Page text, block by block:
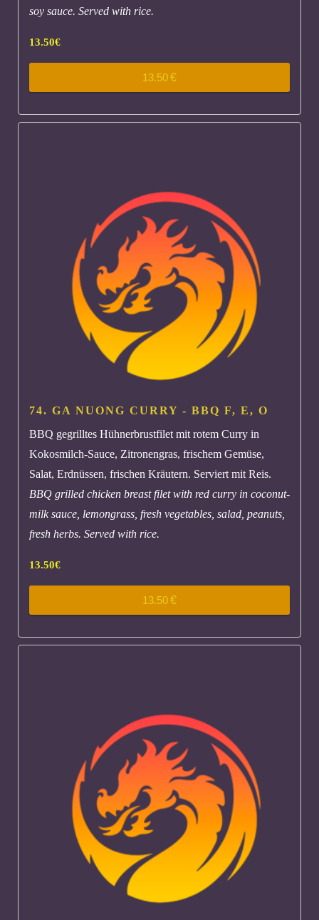
soy sauce. Served with rice.
13.50€
13.50€
74. GA NUONG CURRY - BBQ F, E, O
BBQ gegrilltes Hühnerbrustfilet mit rotem Curry in
Kokosmilch-Sauce, Zitronengras, frischem Gemüse,
Salat, Erdnüssen, frischen Kräutern. Serviert mit Reis.
BBQ grilled chicken breast filet with red curry in coconut-
milk sauce, lemongrass, fresh vegetables, salad, peanuts,
fresh herbs. Served with rice.
13.50€
13.50€